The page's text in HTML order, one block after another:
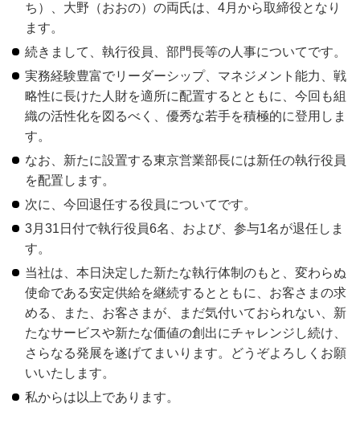
ち）、大野（おおの）の両氏は、4月から取締役となり
ます。
続きまして、執行役員、部門長等の人事についてです。
実務経験豊富でリーダーシップ、マネジメント能力、戦
略性に長けた人財を適所に配置するとともに、今回も組
織の活性化を図るべく、優秀な若手を積極的に登用しま
す。
なお、新たに設置する東京営業部長には新任の執行役員
を配置します。
次に、今回退任する役員についてです。
3月31日付で執行役員6名、および、参与1名が退任しま
す。
当社は、本日決定した新たな執行体制のもと、変わらぬ
使命である安定供給を継続するとともに、お客さまの求
める、また、お客さまが、まだ気付いておられない、新
たなサービスや新たな価値の創出にチャレンジし続け、
さらなる発展を遂げてまいります。どうぞよろしくお願
いいたします。
私からは以上であります。